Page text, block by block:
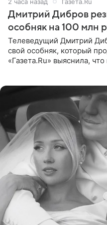
Дмитрий Дибров
особняк на 100 млн
Телеведущий Дмитрий
свой особняк, который
«Газета.Ru» выяснила, что